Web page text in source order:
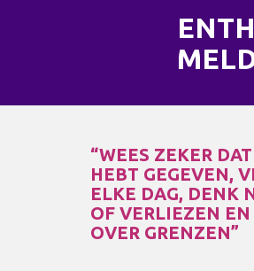
“WEES ZEKER
HEBT GEGEVEN,
ELKE DAG, DENK
OF VERLIEZEN EN
OVER GRENZEN”